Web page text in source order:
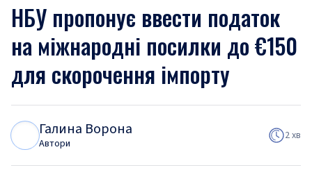
НБУ пропонує ввести податок
на міжнародні посилки до €150
для скорочення імпорту
Галина Ворона
Автори
2 хв